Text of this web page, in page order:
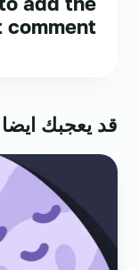
قد يعجبك ايضا